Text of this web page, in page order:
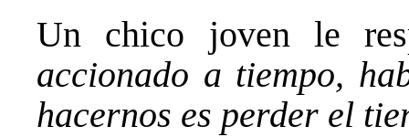
Un chico joven le
accionado a tiempo,
hacernos es perder el